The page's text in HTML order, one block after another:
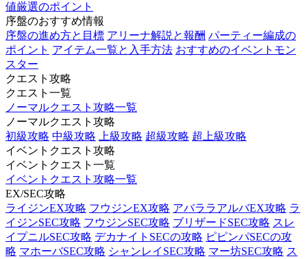
値厳選のポイント
序盤のおすすめ情報
序盤の進め方と目標 アリーナ解説と報酬 パーティー編成の
ポイント アイテム一覧と入手方法 おすすめのイベントモン
スター
クエスト攻略
クエスト一覧
ノーマルクエスト攻略一覧
ノーマルクエスト攻略
初級攻略 中級攻略 上級攻略 超級攻略 超上級攻略
イベントクエスト攻略
イベントクエスト一覧
イベントクエスト攻略一覧
EX/SEC攻略
ライジンEX攻略 フウジンEX攻略 アバララアルバEX攻略 ラ
イジンSEC攻略 フウジンSEC攻略 ブリザードSEC攻略 スレ
イプニルSEC攻略 デカナイトSECの攻略 ピピンパSECの攻
略 マホーバSEC攻略 シャンレイSEC攻略 マー坊SEC攻略 ス